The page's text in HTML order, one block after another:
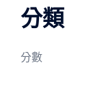
分類
分數